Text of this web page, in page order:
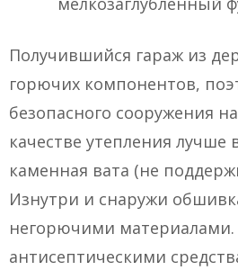
Получившийся гараж из
горючих компонентов,
безопасного сооружения
качестве утепления лучше
каменная вата (не
Изнутри и снаружи
негорючими
антисептическими